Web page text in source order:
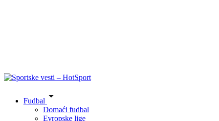
Fudbal
Domaći fudbal
Evropske lige